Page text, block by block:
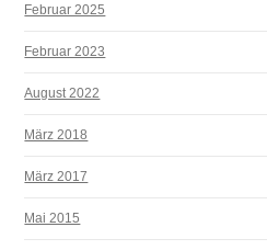
Februar 2025
Februar 2023
August 2022
März 2018
März 2017
Mai 2015